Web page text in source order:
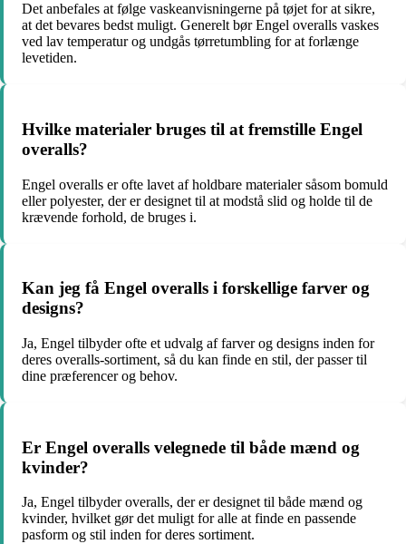
Det anbefales at følge vaskeanvisningerne på tøjet for at sikre,
at det bevares bedst muligt. Generelt bør Engel overalls vaskes
ved lav temperatur og undgås tørretumbling for at forlænge
levetiden.
Hvilke materialer bruges til at fremstille Engel
overalls?
Engel overalls er ofte lavet af holdbare materialer såsom bomuld
eller polyester, der er designet til at modstå slid og holde til de
krævende forhold, de bruges i.
Kan jeg få Engel overalls i forskellige farver og
designs?
Ja, Engel tilbyder ofte et udvalg af farver og designs inden for
deres overalls-sortiment, så du kan finde en stil, der passer til
dine præferencer og behov.
Er Engel overalls velegnede til både mænd og
kvinder?
Ja, Engel tilbyder overalls, der er designet til både mænd og
kvinder, hvilket gør det muligt for alle at finde en passende
pasform og stil inden for deres sortiment.